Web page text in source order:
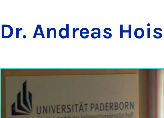
Dr. An­dreas